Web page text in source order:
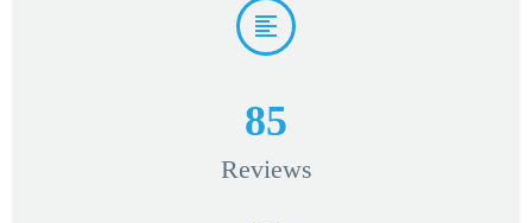
85
Reviews